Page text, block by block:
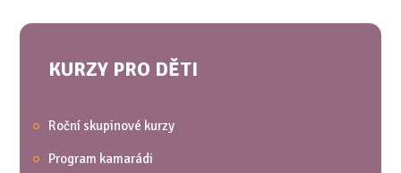
KURZY PRO DĚTI
Roční skupinové kurzy
Program kamarádi